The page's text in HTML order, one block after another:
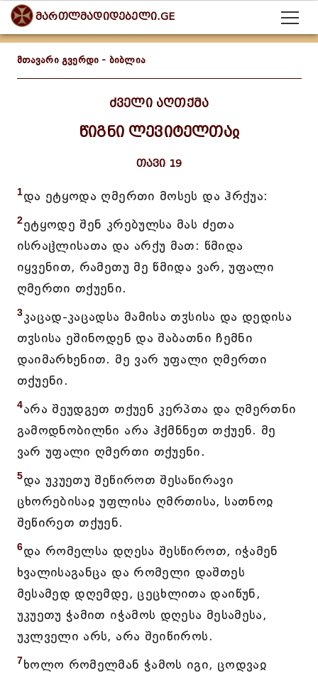
მართლმადიდებელი.GE
მთავარი გვერდი - ბიბლია
ძველი აღთქმა
წიგნი ლევიტელთაჲ
თავი 19
1და ეტყოდა ღმერთი მოსეს და ჰრქუა:
2ეტყოდე შენ კრებულსა მას ძეთა
ისრაჱლისათა და არქუ მათ: წმიდა
იყვენით, რამეთუ მე წმიდა ვარ, უფალი
ღმერთი თქუენი.
3კაცად-კაცადსა მამისა თჳსისა და დედისა
თჳსისა ეშინოდენ და შაბათნი ჩემნი
დაიმარხენით. მე ვარ უფალი ღმერთი
თქუენი.
4არა შეუდგეთ თქუენ კერპთა და ღმერთნი
გამოდნობილნი არა ჰქმნნეთ თქუენ. მე
ვარ უფალი ღმერთი თქუენი.
5და უკუეთუ შეწიროთ შესაწირავი
ცხორებისაჲ უფლისა ღმრთისა, სათნოჲ
შეწირეთ თქუენ.
6და რომელსა დღესა შესწიროთ, იჭამენ
ხვალისაგანცა და რომელი დაშთეს
მესამედ დღემდე, ცეცხლითა დაიწუნ,
უკუეთუ ჭამით იჭამოს დღესა მესამესა,
უკლველი არს, არა შეიწიროს.
7ხოლო რომელმან ჭამოს იგი, ცოდვაჲ